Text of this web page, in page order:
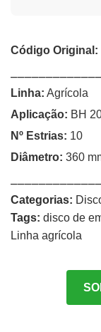
Código Original:
Linha: Agrícola
Aplicação: BH
Nº Estrias: 10
Diâmetro: 360
Categorias:
Tags: disco de
Linha agrícola